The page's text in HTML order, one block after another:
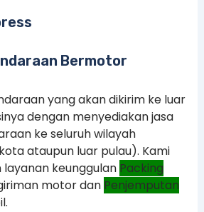
Bermotor
yang akan dikirim ke luar
dengan menyediakan jasa
ke seluruh wilayah
ataupun luar pulau). Kami
keunggulan Packing
motor dan Penjemputan